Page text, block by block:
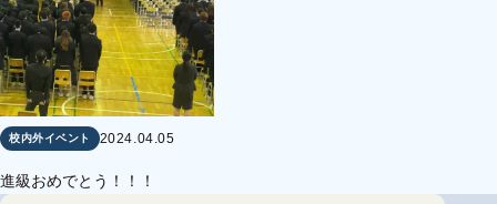
校内外イベント 2024.04.05
進級おめでとう！！！